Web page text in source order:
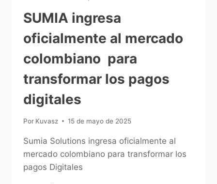
SUMIA ingresa
oficialmente al mercado
colombiano para
transformar los pagos
digitales
Por Kuvasz 15 de mayo de 2025
Sumia Solutions ingresa oficialmente al
mercado colombiano para transformar los
pagos Digitales